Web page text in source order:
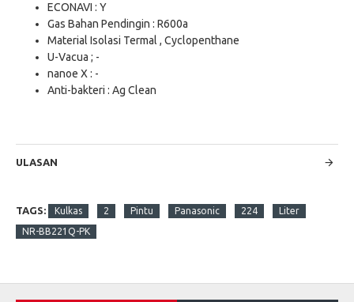
ECONAVI : Y
Gas Bahan Pendingin : R600a
Material Isolasi Termal , Cyclopenthane
U-Vacua ; -
nanoe X : -
Anti-bakteri : Ag Clean
ULASAN
TAGS: Kulkas 2 Pintu Panasonic 224
Liter
NR-BB221Q-PK